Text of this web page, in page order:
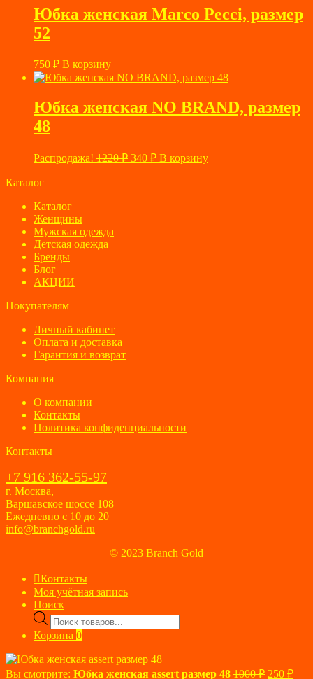
2000 ₽.
Юбка женская Marco Pecci, размер
52
750 ₽ В корзину
Юбка женская NO BRAND, размер
48
Распродажа! 1220₽ Первоначальная
340 ₽Текущая
цена:
В корзину
Каталог
Каталог
Женщины
Мужская одежда
Детская одежда
Бренды
Блог
АКЦИИ
Покупателям
Личный кабинет
Оплата и доставка
Гарантия и возврат
Компания
О компании
Контакты
Политика конфиденциальности
Контакты
+7 916 362-55-97
г. Москва,
Варшавское шоссе 108
Ежедневно с 10 до 20
info@branchgold.ru
© 2023 Branch Gold
Контакты
Моя учётная запись
Поиск
Поиск
товаров
Корзина 0
Вы смотрите: Юбка женская assert размер 48 1000₽ 250 ₽